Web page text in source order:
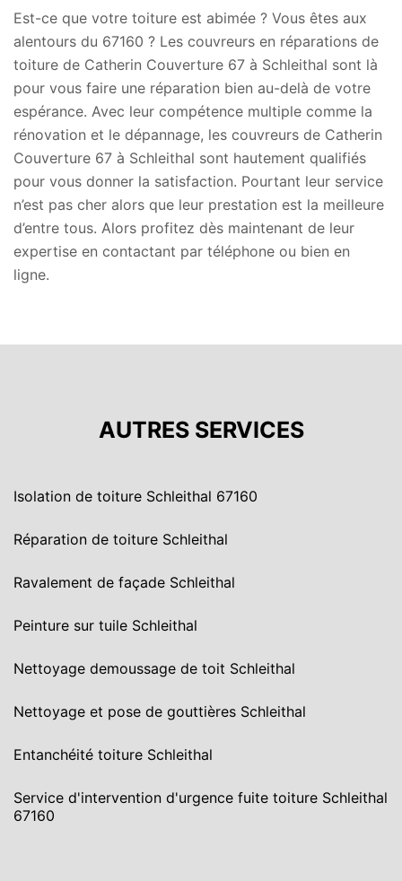
Est-ce que votre toiture est abimée ? Vous êtes aux
alentours du 67160 ? Les couvreurs en réparations de
toiture de Catherin Couverture 67 à Schleithal sont là
pour vous faire une réparation bien au-delà de votre
espérance. Avec leur compétence multiple comme la
rénovation et le dépannage, les couvreurs de Catherin
Couverture 67 à Schleithal sont hautement qualifiés
pour vous donner la satisfaction. Pourtant leur service
n’est pas cher alors que leur prestation est la meilleure
d’entre tous. Alors profitez dès maintenant de leur
expertise en contactant par téléphone ou bien en
ligne.
AUTRES SERVICES
Isolation de toiture Schleithal 67160
Réparation de toiture Schleithal
Ravalement de façade Schleithal
Peinture sur tuile Schleithal
Nettoyage demoussage de toit Schleithal
Nettoyage et pose de gouttières Schleithal
Entanchéité toiture Schleithal
Service d'intervention d'urgence fuite toiture Schleithal
67160